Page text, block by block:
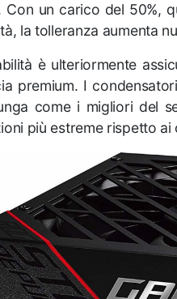
Con un carico del 50%,
la tolleranza aumenta
è ulteriormente
premium. I
come i migliori del
più estreme rispetto